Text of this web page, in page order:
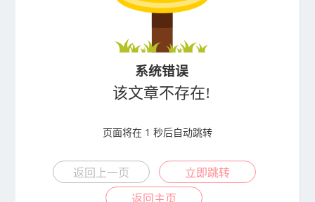
系统错误
该文章不存在!
页面将在 1 秒后自动跳转
返回上一页
立即跳转
返回主页